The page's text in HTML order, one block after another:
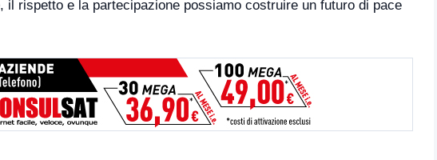
il rispetto e la partecipazione possiamo costruire un futuro di pace